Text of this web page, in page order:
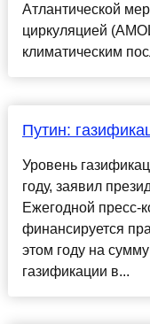
Атлантической
циркуляцией
климатическим
Путин:
Уровень
году, заявил
Ежегодной пресс-
финансируется
этом году на
газификации в...